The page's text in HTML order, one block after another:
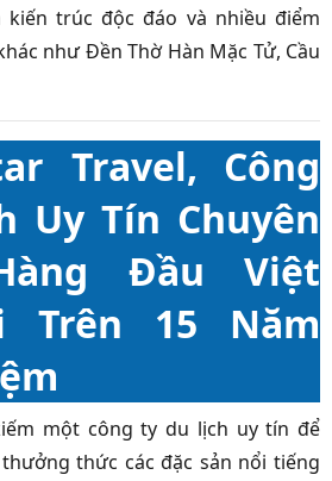
kiến trúc độc đáo và nhiều điểm
như Đền Thờ Hàn Mặc Tử, Cầu
Travel, Công
Uy Tín Chuyên
Đầu Việt
Trên 15 Năm
một công ty du lịch uy tín để
thức các đặc sản nổi tiếng